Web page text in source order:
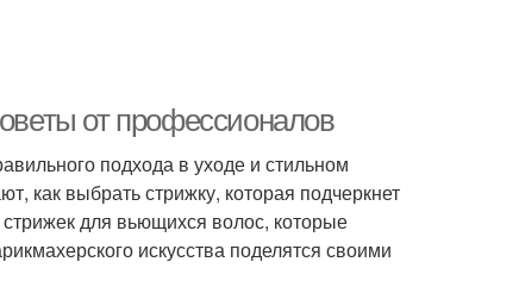
от профессионалов
подхода в уходе и стильном
как выбрать стрижку, которая подчеркнет
для вьющихся волос, которые
искусства поделятся своими